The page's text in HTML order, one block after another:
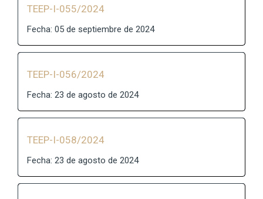
TEEP-I-055/2024
Fecha: 05 de septiembre de 2024
TEEP-I-056/2024
Fecha: 23 de agosto de 2024
TEEP-I-058/2024
Fecha: 23 de agosto de 2024